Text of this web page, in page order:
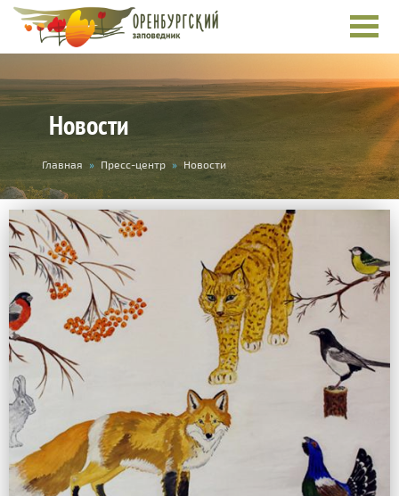
Новости
Вы
здесь
Главная » Пресс-центр » Новости